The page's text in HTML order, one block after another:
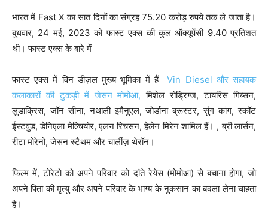
भारत में Fast X का सात दिनों का संग्रह 75.20 करोड़ रुपये तक ले जाता है।
बुधवार, 24 मई, 2023 को फास्ट एक्स की कुल ऑक्यूपेंसी 9.40 प्रतिशत
थी। फास्ट एक्स के बारे में
फास्ट एक्स में विन डीज़ल मुख्य भूमिका में हैंVin Diesel और सहायक
कलाकारों की टुकड़ी में जेसन मोमोआ, मिशेल रोड्रिग्ज, टायरिस गिब्सन,
लुडाक्रिस, जॉन सीना, नथाली इमैनुएल, जोर्डाना ब्रूस्टर, सुंग कांग, स्कॉट
ईस्टवुड, डेनिएला मेल्चियोर, एलन रिचसन, हेलेन मिरेन शामिल हैं। , ब्री लार्सन,
रीटा मोरेनो, जेसन स्टैथम और चार्लीज़ थेरॉन।
फिल्म में, टोरेटो को अपने परिवार को दांते रेयेस (मोमोआ) से बचाना होगा, जो
अपने पिता की मृत्यु और अपने परिवार के भाग्य के नुकसान का बदला लेना चाहता
है।